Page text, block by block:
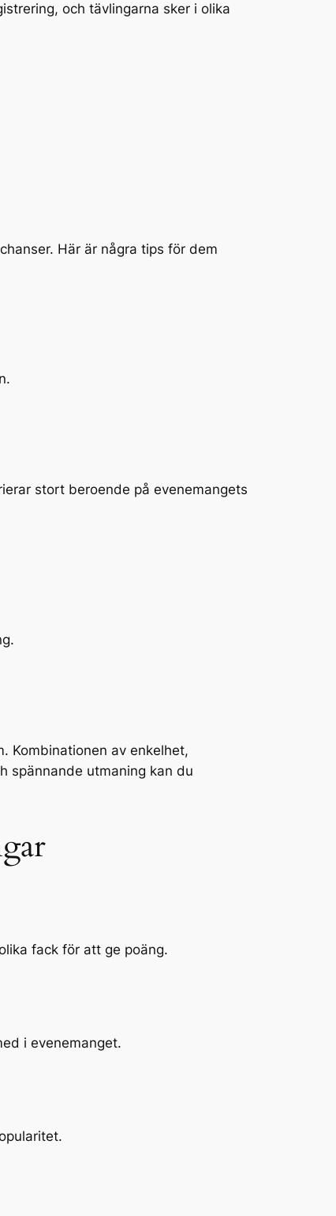
och tävlingarna sker i olika
Här är några tips för dem
stort beroende på evenemangets
Kombinationen av enkelhet,
spännande utmaning kan du
fack för att ge poäng.
i evenemanget.